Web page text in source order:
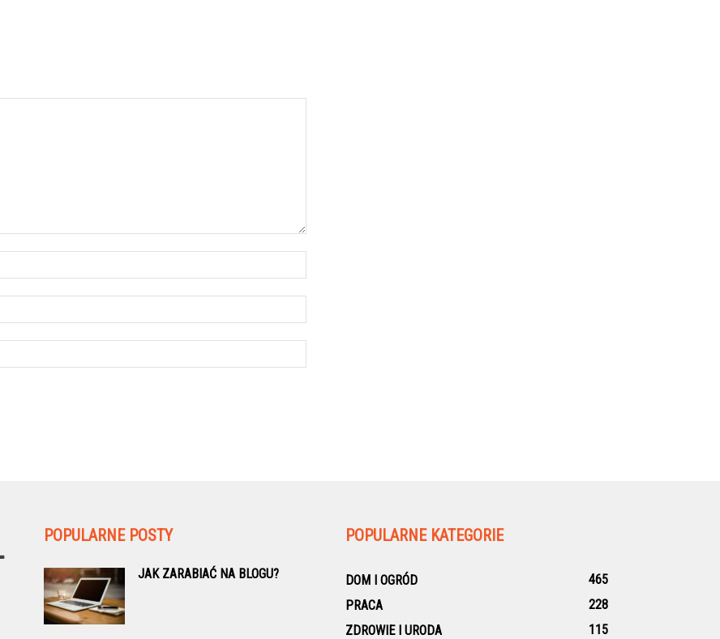
POPULARNE POSTY
JAK ZARABIAĆ NA BLOGU?
POPULARNE KATEGORIE
DOM I OGRÓD
465
PRACA
228
ZDROWIE I URODA
115